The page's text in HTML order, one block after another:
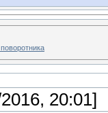
20:01]